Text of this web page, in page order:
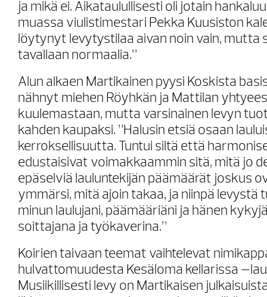
ja mikä ei. Aikataulullisesti oli jotain
muassa viulistimestari Pekka Kuusiston
löytynyt levytystilaa aivan noin vain, mutta
tavallaan normaalia.”
Alun alkaen Martikainen pyysi Koskista
nähnyt miehen Röyhkän ja Mattilan
kuulemastaan, mutta varsinainen levyn
kahden kaupaksi. ”Halusin etsiä osaan
kerroksellisuutta. Tuntui siltä että
edustaisivat voimakkaammin sitä, mitä jo
epäselviä lauluntekijän päämäärät joskus
ymmärsi, mitä ajoin takaa, ja niinpä levystä
minun laulujani, päämääriäni ja hänen
soittajana ja työkaverina.”
Koirien taivaan teemat vaihtelevat
hulvattomuudesta Kesäloma kellarissa
Musiikillisesti levy on Martikaisen